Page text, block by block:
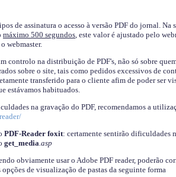
de assinatura o acesso à versão PDF do jornal. Na
máximo 500 segundos, este valor é ajustado pelo
webmaster.
controlo na distribuição de PDF's, não só sobre
sobre o site, tais como pedidos excessivos de
transferido para o cliente afim de poder ser
estávamos habituados.
na gravação do PDF, recomendamos a
PDF-Reader foxit: certamente sentirão dificuldades
get_media.asp
obviamente usar o Adobe PDF reader, poderão
de visualização de pastas da seguinte forma